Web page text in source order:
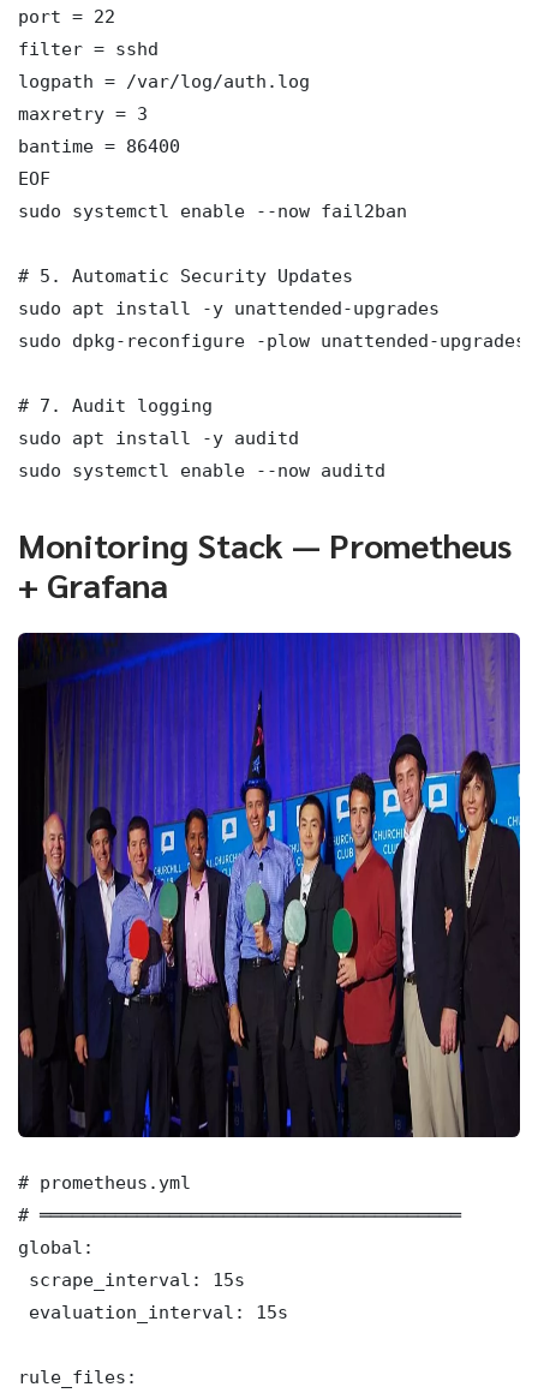
port = 22
filter = sshd
logpath = /var/log/auth.log
maxretry = 3
bantime = 86400
EOF
sudo systemctl enable --now fail2ban
# 5. Automatic Security Updates
sudo apt install -y unattended-upgrades
sudo dpkg-reconfigure -plow unattended-upgrades
# 7. Audit logging
sudo apt install -y auditd
sudo systemctl enable --now auditd
Monitoring Stack — Prometheus
+ Grafana
# prometheus.yml
# ═══════════════════════════════════════
global:
scrape_interval: 15s
evaluation_interval: 15s
rule_files: